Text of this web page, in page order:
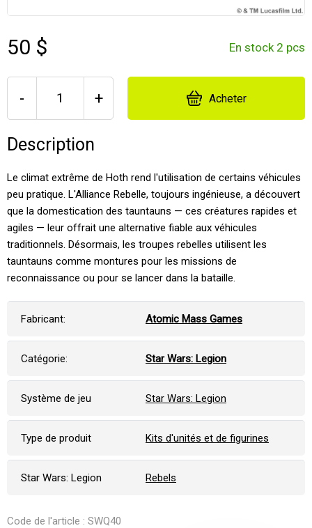
50 $ En stock 2 pcs
- + Acheter
Description
Le climat extrême de Hoth rend l'utilisation de certains véhicules
peu pratique. L'Alliance Rebelle, toujours ingénieuse, a découvert
que la domestication des tauntauns — ces créatures rapides et
agiles — leur offrait une alternative fiable aux véhicules
traditionnels. Désormais, les troupes rebelles utilisent les
tauntauns comme montures pour les missions de
reconnaissance ou pour se lancer dans la bataille.
Fabricant: Atomic Mass Games
Catégorie: Star Wars: Legion
Système de jeu Star Wars: Legion
Type de produit Kits d'unités et de figurines
Star Wars: Legion Rebels
Code de l'article : SWQ40